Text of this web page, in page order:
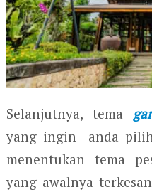
Selanjutnya, tema
yang ingin anda
menentukan tema
yang awalnya